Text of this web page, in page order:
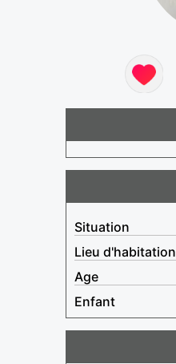
Situation
Lieu d'habitation
Age
Enfant